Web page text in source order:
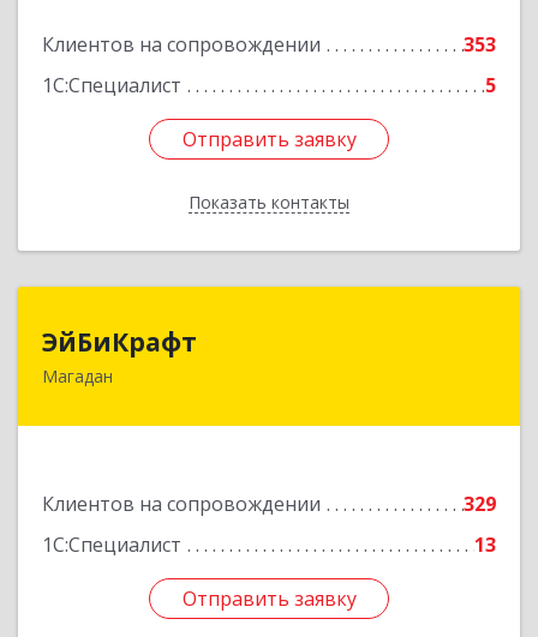
Клиентов на сопровождении
353
1С:Специалист
5
Отправить заявку
Показать контакты
Отправить заявку
Назад
ЭйБиКрафт
Магадан
Клиентов на сопровождении
329
1С:Специалист
13
Отправить заявку
685000, Магаданская обл, Магадан г, Полярная
Отправить заявку